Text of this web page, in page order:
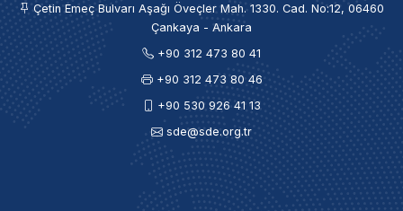
Çetin Emeç Bulvarı Aşağı Öveçler Mah. 1330. Cad. No:12, 06460
Çankaya - Ankara
+90 312 473 80 41
+90 312 473 80 46
+90 530 926 41 13
sde@sde.org.tr